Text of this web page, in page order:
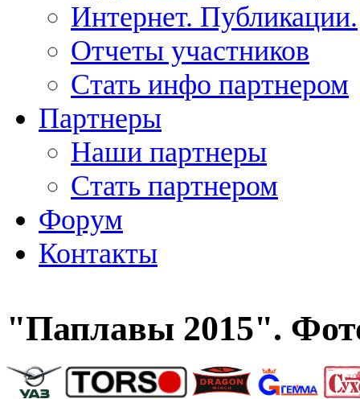
Интернет. Публикации.
Отчеты участников
Стать инфо партнером
Партнеры
Наши партнеры
Стать партнером
Форум
Контакты
"Паплавы 2015".